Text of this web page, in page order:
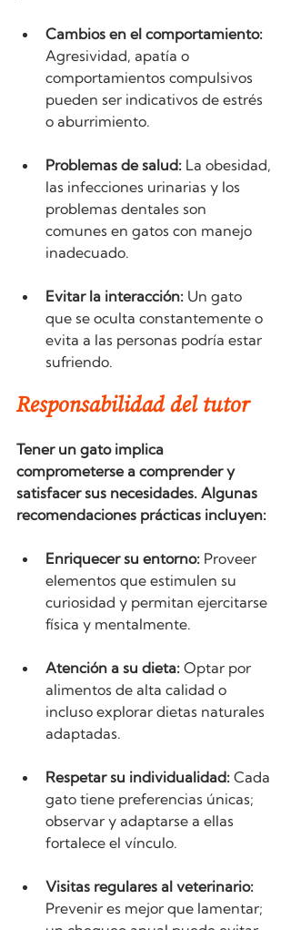
Cambios en el comportamiento:
Agresividad, apatía o
comportamientos compulsivos
pueden ser indicativos de estrés
o aburrimiento.
Problemas de salud: La obesidad,
las infecciones urinarias y los
problemas dentales son
comunes en gatos con manejo
inadecuado.
Evitar la interacción: Un gato
que se oculta constantemente o
evita a las personas podría estar
sufriendo.
Responsabilidad del tutor
Tener un gato implica
comprometerse a comprender y
satisfacer sus necesidades. Algunas
recomendaciones prácticas incluyen:
Enriquecer su entorno: Proveer
elementos que estimulen su
curiosidad y permitan ejercitarse
física y mentalmente.
Atención a su dieta: Optar por
alimentos de alta calidad o
incluso explorar dietas naturales
adaptadas.
Respetar su individualidad: Cada
gato tiene preferencias únicas;
observar y adaptarse a ellas
fortalece el vínculo.
Visitas regulares al veterinario:
Prevenir es mejor que lamentar;